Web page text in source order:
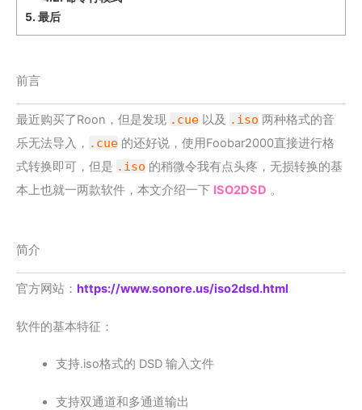
5. 最后
前言
最近购买了Roon，但是发现 .cue 以及 .iso 两种格式的音
乐无法导入， .cue 的还好说，使用Foobar2000直接进行格
式转换即可，但是 .iso 的稍微令我有点头疼，无损转换的基
本上也就一两款软件，本文介绍一下 ISO2DSD 。
简介
官方网站： https://www.sonore.us/iso2dsd.html
软件的基本特征：
支持.iso格式的 DSD 输入文件
支持双通道和多通道输出